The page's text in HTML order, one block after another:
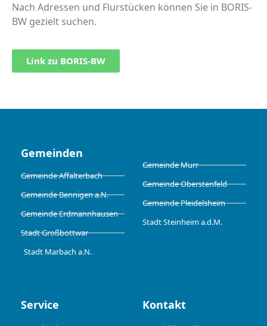
Nach Adressen und Flurstücken können Sie in BORIS-
BW gezielt suchen.
Link zu BORIS-BW
Gemeinden
Gemeinde Affalterbach
Gemeinde Bennigen a.N.
Gemeinde Erdmannhausen
Stadt Großbottwar
Stadt Marbach a.N.
Gemeinde Murr
Gemeinde Oberstenfeld
Gemeinde Pleidelsheim
Stadt Steinheim a.d.M.
Service Kontakt